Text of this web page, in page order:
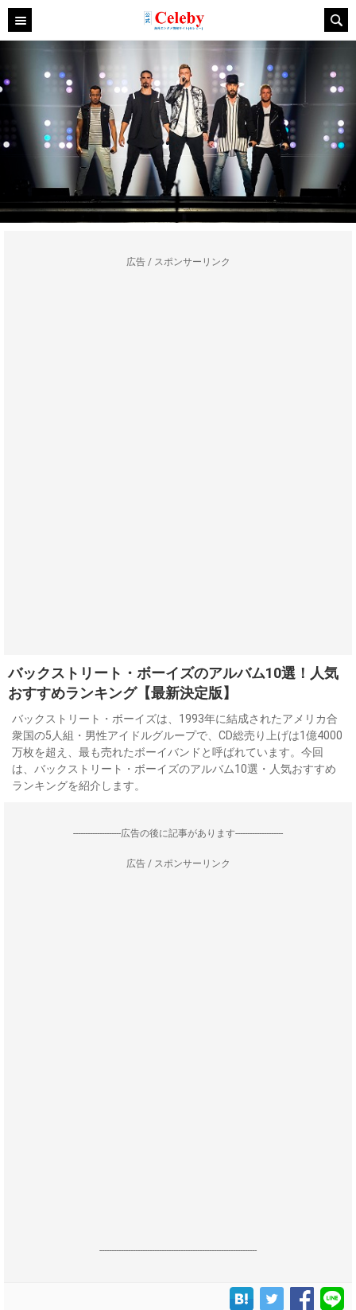
広告 / スポンサーリンク
バックストリート・ボーイズのアルバム10選！人気
おすすめランキング【最新決定版】
バックストリート・ボーイズは、1993年に結成されたアメリカ合
衆国の5人組・男性アイドルグループで、CD総売り上げは1億4000
万枚を超え、最も売れたボーイバンドと呼ばれています。今回
は、バックストリート・ボーイズのアルバム10選・人気おすすめ
ランキングを紹介します。
--------------------広告の後に記事があります--------------------
広告 / スポンサーリンク
------------------------------------------------------------------